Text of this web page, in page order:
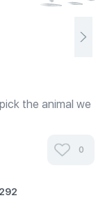
the animal we
according
0